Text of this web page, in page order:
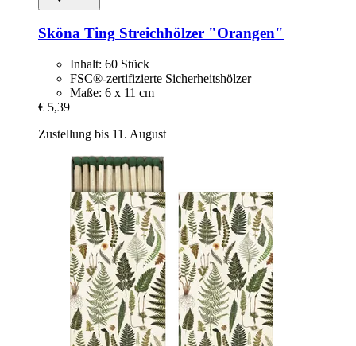
Sköna Ting Streichhölzer "Orangen"
Inhalt: 60 Stück
FSC®-zertifizierte Sicherheitshölzer
Maße: 6 x 11 cm
€ 5,39
Zustellung bis 11. August